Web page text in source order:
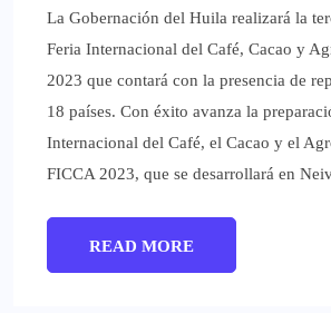
La Gobernación del Huila realizará la
Feria Internacional del Café, Cacao y
2023 que contará con la presencia de
18 países. Con éxito avanza la
Internacional del Café, el Cacao y el
FICCA 2023, que se desarrollará en
READ MORE